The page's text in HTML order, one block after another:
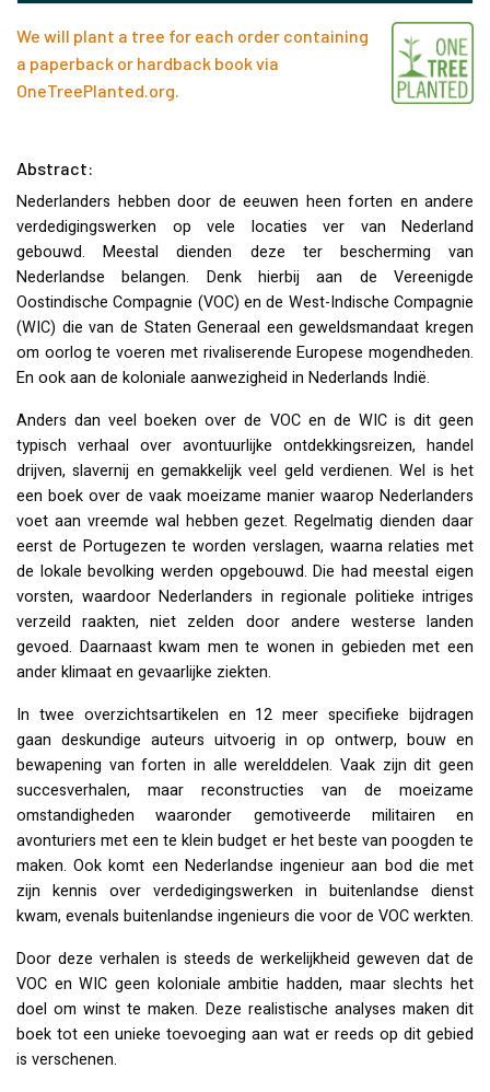
We will plant a tree for each order containing
a paperback or hardback book via
OneTreePlanted.org.
Abstract:
Nederlanders hebben door de eeuwen heen forten en andere
verdedigingswerken op vele locaties ver van Nederland
gebouwd. Meestal dienden deze ter bescherming van
Nederlandse belangen. Denk hierbij aan de Vereenigde
Oostindische Compagnie (VOC) en de West-Indische Compagnie
(WIC) die van de Staten Generaal een geweldsmandaat kregen
om oorlog te voeren met rivaliserende Europese mogendheden.
En ook aan de koloniale aanwezigheid in Nederlands Indië.
Anders dan veel boeken over de VOCen de WICis dit geen
typisch verhaal over avontuurlijke ontdekkingsreizen, handel
drijven, slavernij en gemakkelijk veel geld verdienen. Wel is het
een boek over de vaak moeizame manier waarop Nederlanders
voet aan vreemde wal hebben gezet. Regelmatig dienden daar
eerst de Portugezen te worden verslagen, waarna relaties met
de lokale bevolking werden opgebouwd. Die had meestal eigen
vorsten, waardoor Nederlanders in regionale politieke intriges
verzeild raakten, niet zelden door andere westerse landen
gevoed. Daarnaast kwam men te wonen in gebieden met een
ander klimaat en gevaarlijke ziekten.
In twee overzichtsartikelen en 12 meer specifieke bijdragen
gaan deskundige auteurs uitvoerig in op ontwerp, bouw en
bewapening van forten in alle werelddelen. Vaak zijn dit geen
succesverhalen, maar reconstructies van de moeizame
omstandigheden waaronder gemotiveerde militairen en
avonturiers met een te klein budget er het beste van poogden te
maken. Ook komt een Nederlandse ingenieur aan bod die met
zijn kennis over verdedigingswerken in buitenlandse dienst
kwam, evenals buitenlandse ingenieurs die voor de VOCwerkten.
Door deze verhalen is steeds de werkelijkheid geweven dat de
VOC enWIC geen koloniale ambitie hadden, maar slechts het
doel om winst te maken. Deze realistische analyses maken dit
boek tot een unieke toevoeging aan wat er reeds op dit gebied
is verschenen.